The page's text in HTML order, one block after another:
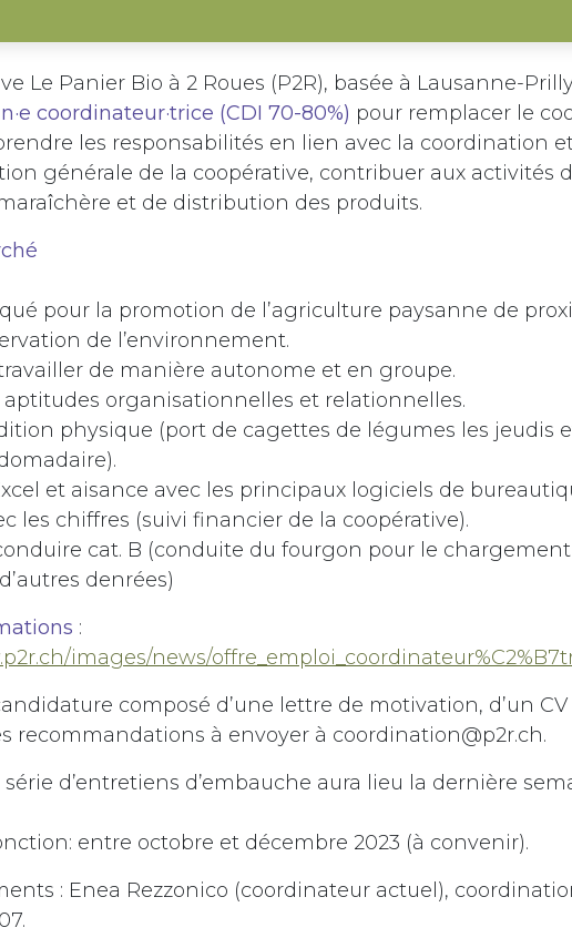
Le Panier Bio à 2 Roues (P2R), basée à Lausanne-
coordinateur·trice (CDI 70-80%) pour remplacer le
les responsabilités en lien avec la coordination
générale de la coopérative, contribuer aux activités
et de distribution des produits.
pour la promotion de l’agriculture paysanne de
de l’environnement.
de manière autonome et en groupe.
aptitudes organisationnelles et relationnelles.
physique (port de cagettes de légumes les jeudis
et aisance avec les principaux logiciels de
les chiffres (suivi financier de la coopérative).
cat. B (conduite du fourgon pour le
denrées)
:
images/news/
composé d’une lettre de motivation, d’un
recommandations à envoyer à coordination@p2r.ch.
d’entretiens d’embauche aura lieu la dernière
entre octobre et décembre 2023 (à convenir).
: Enea Rezzonico (coordinateur actuel),